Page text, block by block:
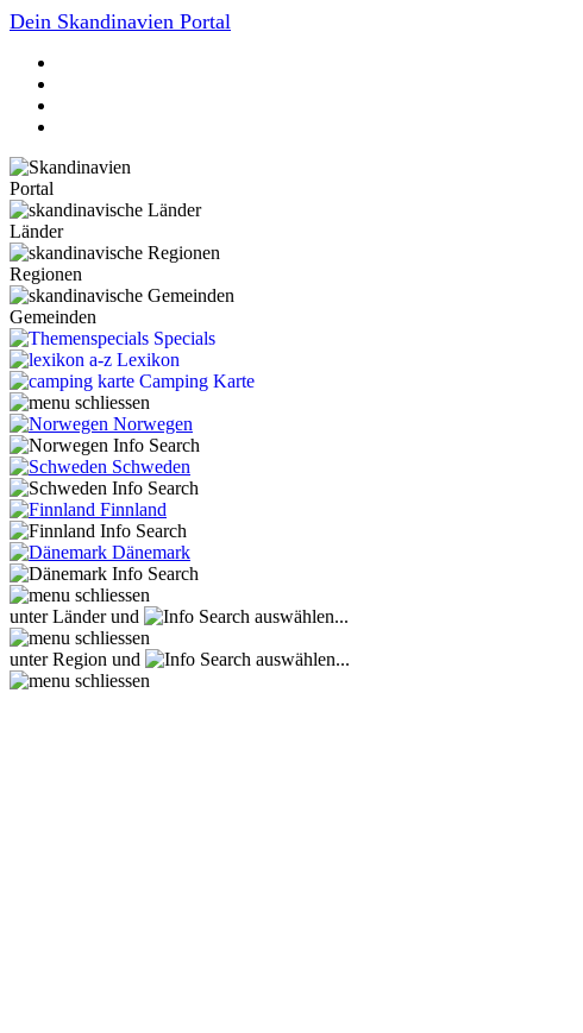
Dein Skandinavien Portal
Portal
Länder
Regionen
Gemeinden
Specials
Lexikon
Camping Karte
Norwegen
Schweden
Finnland
Dänemark
unter Länder und auswählen...
unter Region und auswählen...